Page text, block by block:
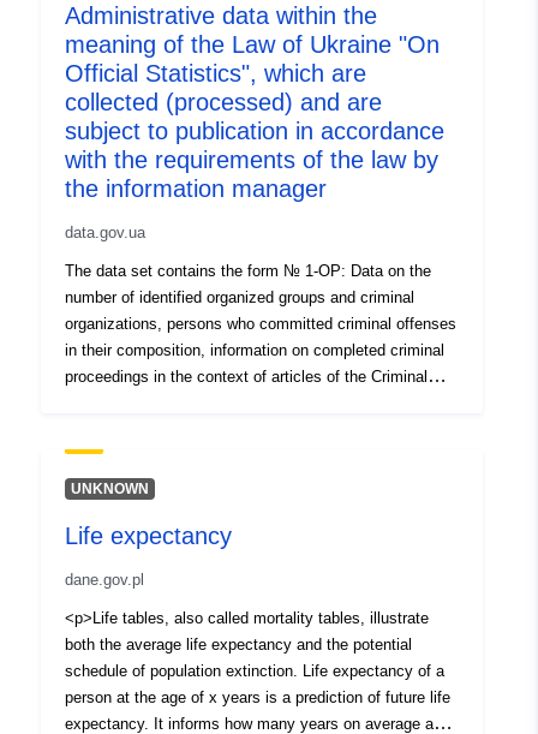
№П "Звіт про роботу органів прокуратури". №1-ДН
"Звіт про результати діяльності органів правопорядку
щодо стану запобігання та протидії кримінальним
правопорушенням, пов'язаним з домашнім
насильством" №1-КІБ "Звіт про результати
діяльності органів правопорядку щодо стану
запобігання та протидії кримінальним
правопорушенням, які вчинено у сфері кібербезпеки
(кіберзлочини)
Administrative data within the
meaning of the Law of Ukraine "On
Official Statistics", which are
collected (processed) and are
subject to publication in accordance
with the requirements of the law by
the information manager
data.gov.ua
The data set contains the form № 1-OP: Data on the
number of identified organized groups and criminal
organizations, persons who committed criminal offenses
in their composition, information on completed criminal
proceedings in the context of articles of the Criminal
compensation and seizure of criminal activities, as well
as the results of court proceedings; Form № 1-LPT
proceedings on criminal offenses regarding the
means, terrorist financing, proliferation of weapons of
mass destruction"; form №1-DN.
UNKNOWN
Life expectancy
dane.gov.pl
<p>Life tables, also called mortality tables, illustrate
both the average life expectancy and the potential
schedule of population extinction. Life expectancy of a
person at the age of x years is a prediction of future life
expectancy. It informs how many years on average a